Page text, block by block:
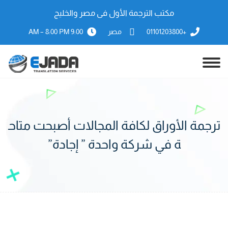
مكتب الترجمة الأول فى مصر والخليج
+01101203800 مصر 9:00 AM – 8:00 PM
ترجمة الأوراق لكافة المجالات أصبحت متاح
ة في شركة واحدة ” إجادة”